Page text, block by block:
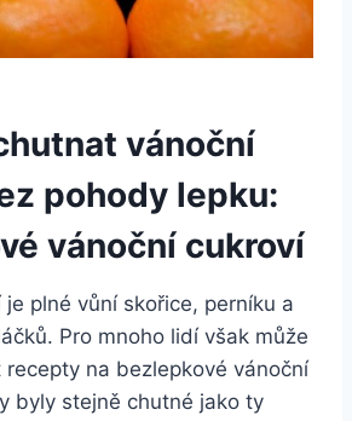
vánoční
pohody lepku:
vánoční cukroví
plné vůní skořice, perníku a
Pro mnoho lidí však může
na bezlepkové vánoční
byly stejně chutné jako ty